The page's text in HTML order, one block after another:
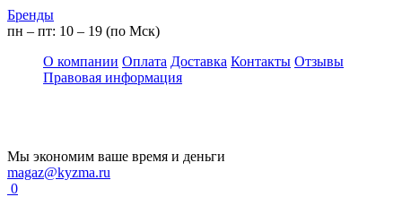
Бренды
пн – пт: 10 – 19 (по Мск)
О компании Оплата Доставка Контакты Отзывы
Правовая информация
Мы экономим ваше время и деньги
magaz@kyzma.ru
0